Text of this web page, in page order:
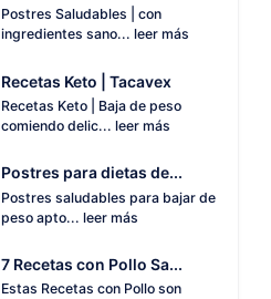
Postres Saludables | con
ingredientes sano... leer más
Recetas Keto | Tacavex
Recetas Keto | Baja de peso
comiendo delic... leer más
Postres para dietas de...
Postres saludables para bajar de
peso apto... leer más
7 Recetas con Pollo Sa...
Estas Recetas con Pollo son